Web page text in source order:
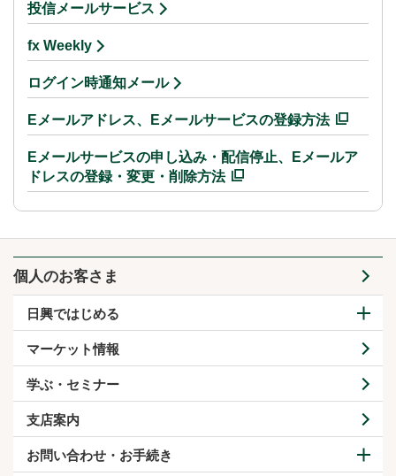
投信メールサービス
fx Weekly
ログイン時通知メール
Eメールアドレス、Eメールサービスの登録方法
Eメールサービスの申し込み・配信停止、Eメールア
ドレスの登録・変更・削除方法
個人のお客さま
日興ではじめる
マーケット情報
学ぶ・セミナー
支店案内
お問い合わせ・お手続き